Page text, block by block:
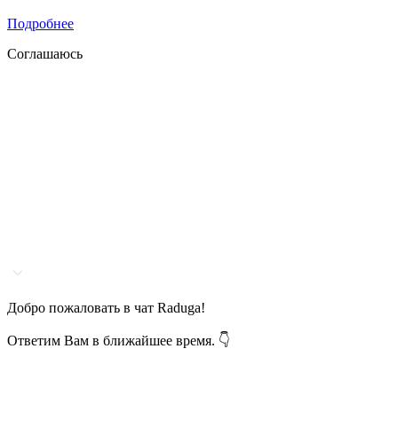
Подробнее
Соглашаюсь
Добро пожаловать в чат Raduga!
Ответим Вам в ближайшее время. 👇